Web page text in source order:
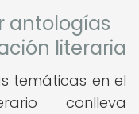
antologías
literaria
temáticas en el
conlleva